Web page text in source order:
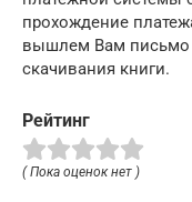
прохождение
вышлем Вам письмо
скачивания книги.
Рейтинг
( Пока оценок нет )